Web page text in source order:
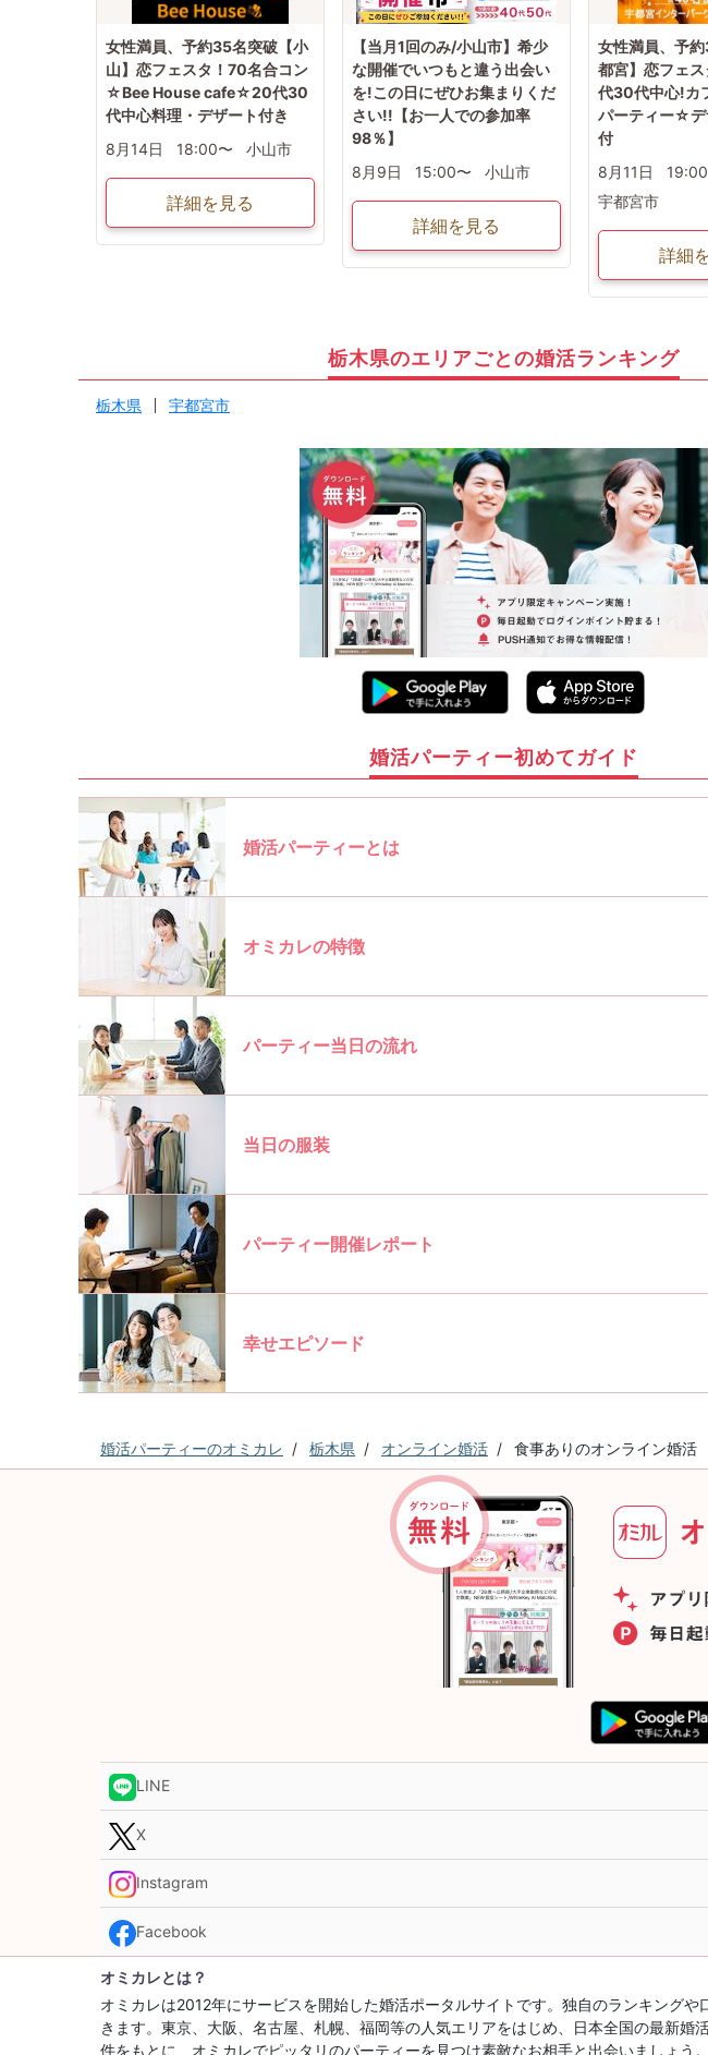
女性満員、予約35名突破【小
山】恋フェスタ！70名合コン
☆Bee House cafe☆20代30
代中心料理・デザート付き
8月14日
18:00〜 小山市
詳細を見る
【当月1回のみ/小山市】希少
な開催でいつもと違う出会い
を!この日にぜひお集まりくだ
さい!!【お一人での参加率
98％】
8月9日
15:00〜 小山市
詳細を見る
女性満員、予
都宮】恋フェ
代30代中心!カ
パーティー☆デ
付
8月11日
宇都宮市
詳細
栃木県のエリアごとの婚活ランキング
栃木県 宇都宮市
婚活パーティー初めてガイド
婚活パーティーとは
オミカレの特徴
パーティー当日の流れ
当日の服装
パーティー開催レポート
幸せエピソード
婚活パーティーのオミカレ 栃木県 オンライン婚活 食事ありのオンライン婚活
LINE
X
Instagram
Facebook
オミカレとは？
オミカレは2012年にサービスを開始した婚活ポータルサイトです。独自のランキング
きます。東京、大阪、名古屋、札幌、福岡等の人気エリアをはじめ、日本全国の最新
件をもとに、オミカレでピッタリのパーティーを見つけ素敵なお相手と出会いましょう。